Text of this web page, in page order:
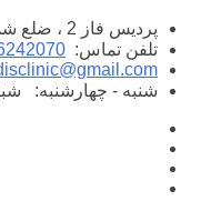
پرش
محتوا
پردیس فاز 2 ، ضلع شمال غربی میدان امام
تلفن تماس:
شنبه - چهارشنبه: